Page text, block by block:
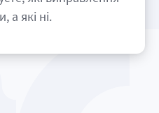
а які ні.